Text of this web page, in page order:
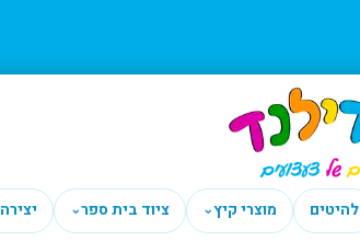
להיטים מוצרי קיץ⌄ ציוד בית ספר⌄ יצירה